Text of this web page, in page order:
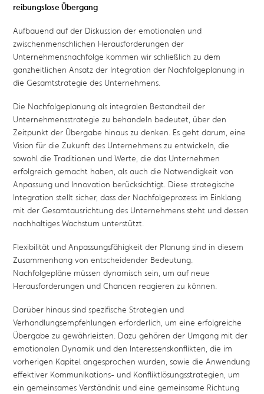
reibungslose Übergang
Aufbauend auf der Diskussion der emotionalen und
zwischenmenschlichen Herausforderungen der
Unternehmensnachfolge kommen wir schließlich zu dem
ganzheitlichen Ansatz der Integration der Nachfolgeplanung in
die Gesamtstrategie des Unternehmens.
Die Nachfolgeplanung als integralen Bestandteil der
Unternehmensstrategie zu behandeln bedeutet, über den
Zeitpunkt der Übergabe hinaus zu denken. Es geht darum, eine
Vision für die Zukunft des Unternehmens zu entwickeln, die
sowohl die Traditionen und Werte, die das Unternehmen
erfolgreich gemacht haben, als auch die Notwendigkeit von
Anpassung und Innovation berücksichtigt. Diese strategische
Integration stellt sicher, dass der Nachfolgeprozess im Einklang
mit der Gesamtausrichtung des Unternehmens steht und dessen
nachhaltiges Wachstum unterstützt.
Flexibilität und Anpassungsfähigkeit der Planung sind in diesem
Zusammenhang von entscheidender Bedeutung.
Nachfolgepläne müssen dynamisch sein, um auf neue
Herausforderungen und Chancen reagieren zu können.
Darüber hinaus sind spezifische Strategien und
Verhandlungsempfehlungen erforderlich, um eine erfolgreiche
Übergabe zu gewährleisten. Dazu gehören der Umgang mit der
emotionalen Dynamik und den Interessenskonflikten, die im
vorherigen Kapitel angesprochen wurden, sowie die Anwendung
effektiver Kommunikations- und Konfliktlösungsstrategien, um
ein gemeinsames Verständnis und eine gemeinsame Richtung